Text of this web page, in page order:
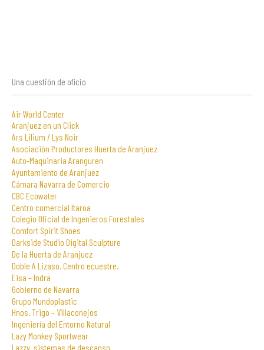
Una cuestión de oficio
Air World Center
Aranjuez en un Click
Ars Lilium / Lys Noir
Asociación Productores Huerta de Aranjuez
Auto-Maquinaria Aranguren
Ayuntamiento de Aranjuez
Cámara Navarra de Comercio
CBC Ecowater
Centro comercial Itaroa
Colegio Oficial de Ingenieros Forestales
Comfort Spirit Shoes
Darkside Studio Digital Sculpture
De la Huerta de Aranjuez
Doble A Lizaso. Centro ecuestre.
Eisa – Indra
Gobierno de Navarra
Grupo Mundoplastic
Hnos. Trigo – Villaconejos
Ingeniería del Entorno Natural
Lazy Monkey Sportwear
Lazzy, sistemas de descanso